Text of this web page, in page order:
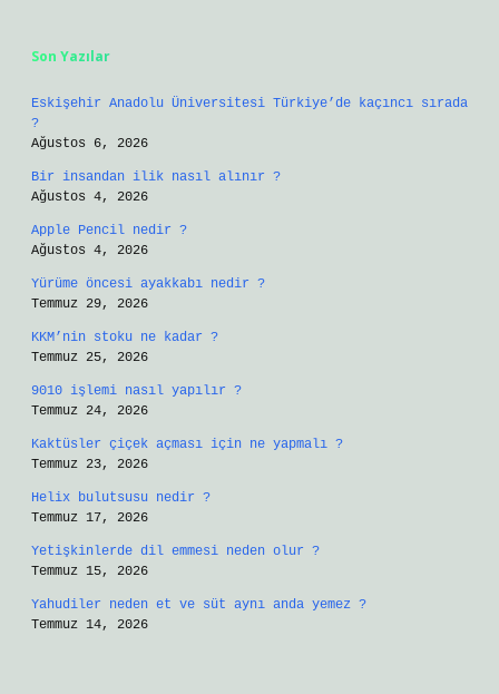
Son Yazılar
Eskişehir Anadolu Üniversitesi Türkiye’de kaçıncı sırada
?
Ağustos 6, 2026
Bir insandan ilik nasıl alınır ?
Ağustos 4, 2026
Apple Pencil nedir ?
Ağustos 4, 2026
Yürüme öncesi ayakkabı nedir ?
Temmuz 29, 2026
KKM’nin stoku ne kadar ?
Temmuz 25, 2026
9010 işlemi nasıl yapılır ?
Temmuz 24, 2026
Kaktüsler çiçek açması için ne yapmalı ?
Temmuz 23, 2026
Helix bulutsusu nedir ?
Temmuz 17, 2026
Yetişkinlerde dil emmesi neden olur ?
Temmuz 15, 2026
Yahudiler neden et ve süt aynı anda yemez ?
Temmuz 14, 2026